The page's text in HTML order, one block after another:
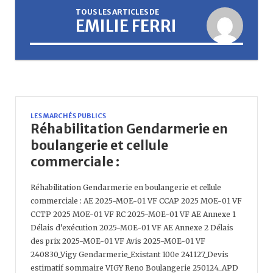
TOUS LES ARTICLES DE
EMILIE FERRI
LES MARCHÉS PUBLICS
Réhabilitation Gendarmerie en
boulangerie et cellule
commerciale :
Réhabilitation Gendarmerie en boulangerie et cellule
commerciale : AE 2025-MOE-01 VF CCAP 2025 MOE-01 VF
CCTP 2025 MOE-01 VF RC 2025-MOE-01 VF AE Annexe 1
Délais d’exécution 2025-MOE-01 VF AE Annexe 2 Délais
des prix 2025-MOE-01 VF Avis 2025-MOE-01 VF
240830_Vigy Gendarmerie_Existant 100e 241127_Devis
estimatif sommaire VIGY Reno Boulangerie 250124_APD